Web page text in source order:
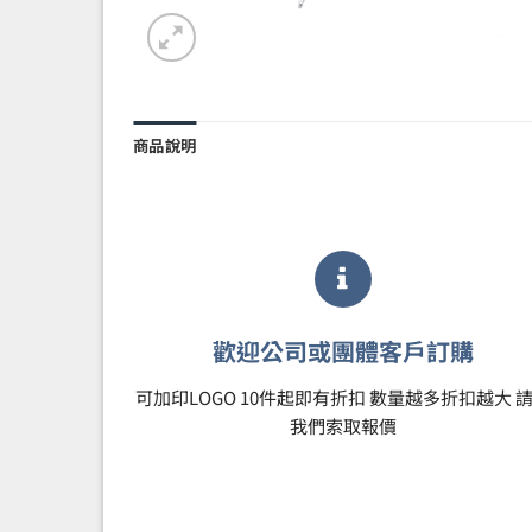
商品說明
歡迎公司或團體客戶訂購
可加印LOGO 10件起即有折扣 數量越多折扣越大
我們索取報價